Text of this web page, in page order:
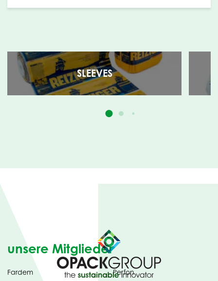
SLEEVES
unsere Mitglieder
Fardem
Perfon